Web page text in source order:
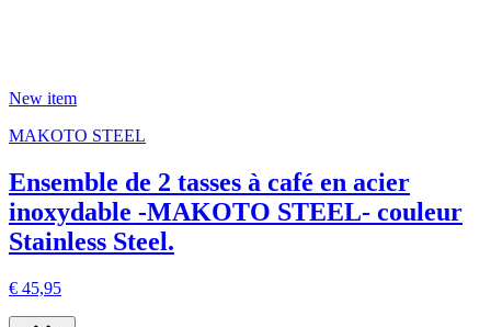
New item
MAKOTO STEEL
Ensemble de 2 tasses à café en acier
inoxydable -MAKOTO STEEL- couleur
Stainless Steel.
€ 45,95